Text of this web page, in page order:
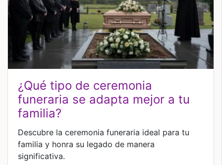
¿qué tipo de ceremonia
funeraria se adapta mejor a tu
familia?
Descubre la ceremonia funeraria ideal para tu
familia y honra su legado de manera
significativa.